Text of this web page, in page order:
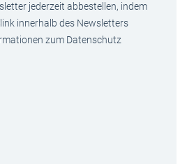
jederzeit abbestellen, indem
innerhalb des Newsletters
zum Datenschutz